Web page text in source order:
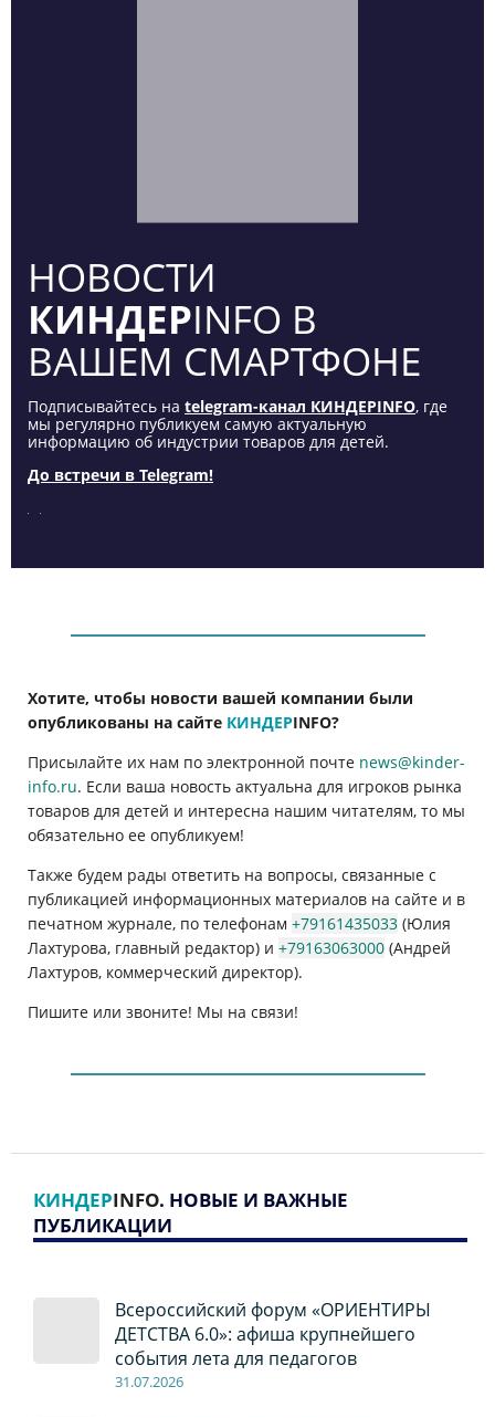
НОВОСТИ
КИНДЕРINFO В
ВАШЕМ СМАРТФОНЕ
Подписывайтесь на telegram-канал КИНДЕРINFO, где
мы регулярно публикуем самую актуальную
информацию об индустрии товаров для детей.
До встречи в Telegram!
Хотите, чтобы новости вашей компании были
опубликованы на сайте КИНДЕРINFO?
Присылайте их нам по электронной почте news@kinder-
info.ru. Если ваша новость актуальна для игроков рынка
товаров для детей и интересна нашим читателям, то мы
обязательно ее опубликуем!
Также будем рады ответить на вопросы, связанные с
публикацией информационных материалов на сайте и в
печатном журнале, по телефонам +79161435033 (Юлия
Лахтурова, главный редактор) и +79163063000 (Андрей
Лахтуров, коммерческий директор).
Пишите или звоните! Мы на связи!
КИНДЕРINFO. НОВЫЕ И ВАЖНЫЕ
ПУБЛИКАЦИИ
Всероссийский форум «ОРИЕНТИРЫ
ДЕТСТВА 6.0»: афиша крупнейшего
события лета для педагогов
31.07.2026